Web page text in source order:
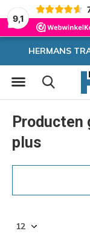
9,1
OUTLET IN CUIJK
plus